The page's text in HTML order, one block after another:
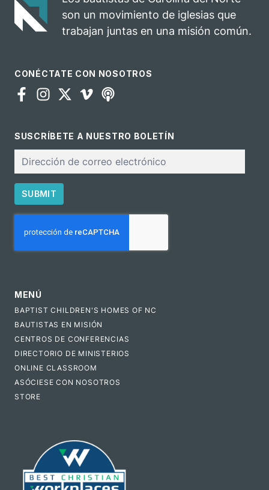
son un movimiento de iglesias que
trabajan juntas en una misión común.
CONÉCTATE CON NOSOTROS
SUSCRÍBETE A NUESTRO BOLETÍN
electrónico
SUBMIT
MENÚ
BAPTIST CHILDREN'S HOMES OF NC
BAUTISTAS EN MISIÓN
CENTROS DE CONFERENCIAS
DIRECTORIO DE MINISTERIOS
ONLINE CLASSROOM
ASÓCIESE CON NOSOTROS
STORE